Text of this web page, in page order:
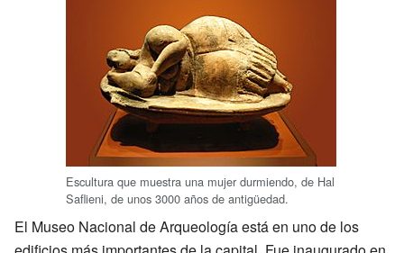
Escultura que muestra una mujer durmiendo, de Hal
Saflieni, de unos 3000 años de antigüedad.
El Museo Nacional de Arqueología está en uno de los